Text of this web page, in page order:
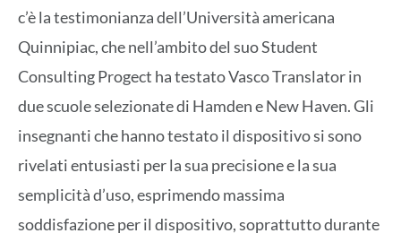
c’è la testimonianza dell’Università americana
Quinnipiac, che nell’ambito del suo Student
Consulting Progect ha testato Vasco Translator in
due scuole selezionate di Hamden e New Haven. Gli
insegnanti che hanno testato il dispositivo si sono
rivelati entusiasti per la sua precisione e la sua
semplicità d’uso, esprimendo massima
soddisfazione per il dispositivo, soprattutto durante